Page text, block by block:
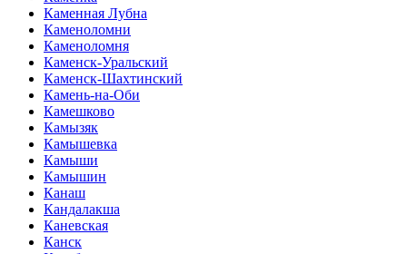
Каменная Лубна
Каменоломни
Каменоломня
Каменск-Уральский
Каменск-Шахтинский
Камень-на-Оби
Камешково
Камызяк
Камышевка
Камыши
Камышин
Канаш
Кандалакша
Каневская
Канск